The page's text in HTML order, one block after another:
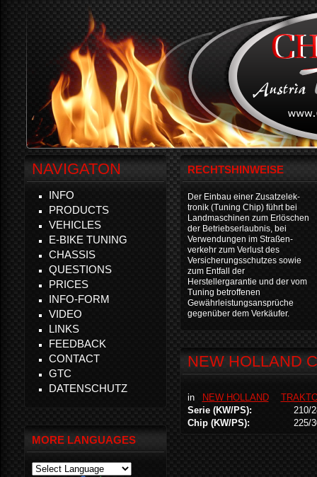
RECHTSHINWEISE
Der Einbau einer Zusatzelek-
tronik (Tuning Chip) führt bei
Landmaschinen zum Erlöschen
der Betriebserlaubnis, bei
Verwendungen im Straßen-
verkehr zum Verlust des
Versicherungsschutzes sowie
zum Entfall der
Herstellergarantie und der vom
Tuning betroffenen
Gewährleistungsansprüche
gegenüber dem Verkäufer.
NEW HOLLAND
in NEW HOLLAND
Serie (KW/PS):
210/
Chip (KW/PS):
225/
NAVIGATON
INFO
PRODUCTS
VEHICLES
E-BIKE TUNING
CHASSIS
QUESTIONS
PRICES
INFO-FORM
VIDEO
LINKS
FEEDBACK
CONTACT
GTC
DATENSCHUTZ
MORE LANGUAGES